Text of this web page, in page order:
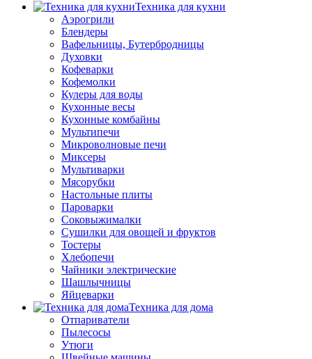
Техника для кухни
Аэрогрили
Блендеры
Вафельницы, Бутербродницы
Духовки
Кофеварки
Кофемолки
Кулеры для воды
Кухонные весы
Кухонные комбайны
Мультипечи
Микроволновые печи
Миксеры
Мультиварки
Мясорубки
Настольные плиты
Пароварки
Соковыжималки
Сушилки для овощей и фруктов
Тостеры
Хлебопечи
Чайники электрические
Шашлычницы
Яйцеварки
Техника для дома
Отпариватели
Пылесосы
Утюги